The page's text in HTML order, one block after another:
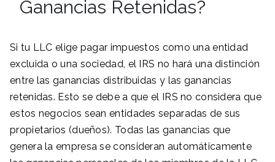
Ganancias Retenidas?
Si tu LLC elige pagar impuestos como una entidad
excluida o una sociedad, el IRS no hará una distinción
entre las ganancias distribuidas y las ganancias
retenidas. Esto se debe a que el IRS no considera que
estos negocios sean entidades separadas de sus
propietarios (dueños). Todas las ganancias que
genera la empresa se consideran automáticamente